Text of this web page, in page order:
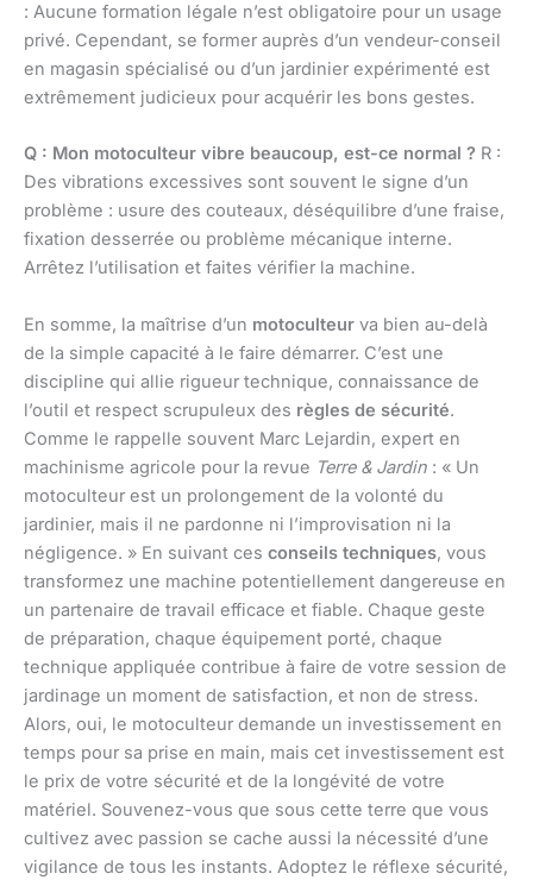
: Aucune formation légale n’est obligatoire pour un usage
privé. Cependant, se former auprès d’un vendeur-conseil
en magasin spécialisé ou d’un jardinier expérimenté est
extrêmement judicieux pour acquérir les bons gestes.
Q : Mon motoculteur vibre beaucoup, est-ce normal ? R :
Des vibrations excessives sont souvent le signe d’un
problème : usure des couteaux, déséquilibre d’une fraise,
fixation desserrée ou problème mécanique interne.
Arrêtez l’utilisation et faites vérifier la machine.
En somme, la maîtrise d’un motoculteur va bien au-delà
de la simple capacité à le faire démarrer. C’est une
discipline qui allie rigueur technique, connaissance de
l’outil et respect scrupuleux des règles de sécurité.
Comme le rappelle souvent Marc Lejardin, expert en
machinisme agricole pour la revue Terre & Jardin : « Un
motoculteur est un prolongement de la volonté du
jardinier, mais il ne pardonne ni l’improvisation ni la
négligence. » En suivant ces conseils techniques, vous
transformez une machine potentiellement dangereuse en
un partenaire de travail efficace et fiable. Chaque geste
de préparation, chaque équipement porté, chaque
technique appliquée contribue à faire de votre session de
jardinage un moment de satisfaction, et non de stress.
Alors, oui, le motoculteur demande un investissement en
temps pour sa prise en main, mais cet investissement est
le prix de votre sécurité et de la longévité de votre
matériel. Souvenez-vous que sous cette terre que vous
cultivez avec passion se cache aussi la nécessité d’une
vigilance de tous les instants. Adoptez le réflexe sécurité,